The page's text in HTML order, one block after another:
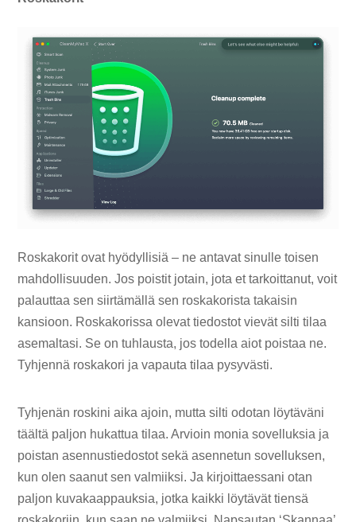
Roskakorit ovat hyödyllisiä – ne antavat sinulle toisen
mahdollisuuden. Jos poistit jotain, jota et tarkoittanut, voit
palauttaa sen siirtämällä sen roskakorista takaisin
kansioon. Roskakorissa olevat tiedostot vievät silti tilaa
asemaltasi. Se on tuhlausta, jos todella aiot poistaa ne.
Tyhjennä roskakori ja vapauta tilaa pysyvästi.
Tyhjenän roskini aika ajoin, mutta silti odotan löytäväni
täältä paljon hukattua tilaa. Arvioin monia sovelluksia ja
poistan asennustiedostot sekä asennetun sovelluksen,
kun olen saanut sen valmiiksi. Ja kirjoittaessani otan
paljon kuvakaappauksia, jotka kaikki löytävät tiensä